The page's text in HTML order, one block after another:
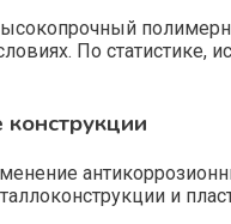
По статистике,
и